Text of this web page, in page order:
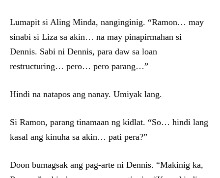
Lumapit si Aling Minda, nanginginig. “Ramon… may
sinabi si Liza sa akin… na may pinapirmahan si
Dennis. Sabi ni Dennis, para daw sa loan
restructuring… pero… pero parang…”
Hindi na natapos ang nanay. Umiyak lang.
Si Ramon, parang tinamaan ng kidlat. “So… hindi lang
kasal ang kinuha sa akin… pati pera?”
Doon bumagsak ang pag-arte ni Dennis. “Makinig ka,